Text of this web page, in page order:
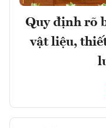
Quy định rõ
vật liệu,